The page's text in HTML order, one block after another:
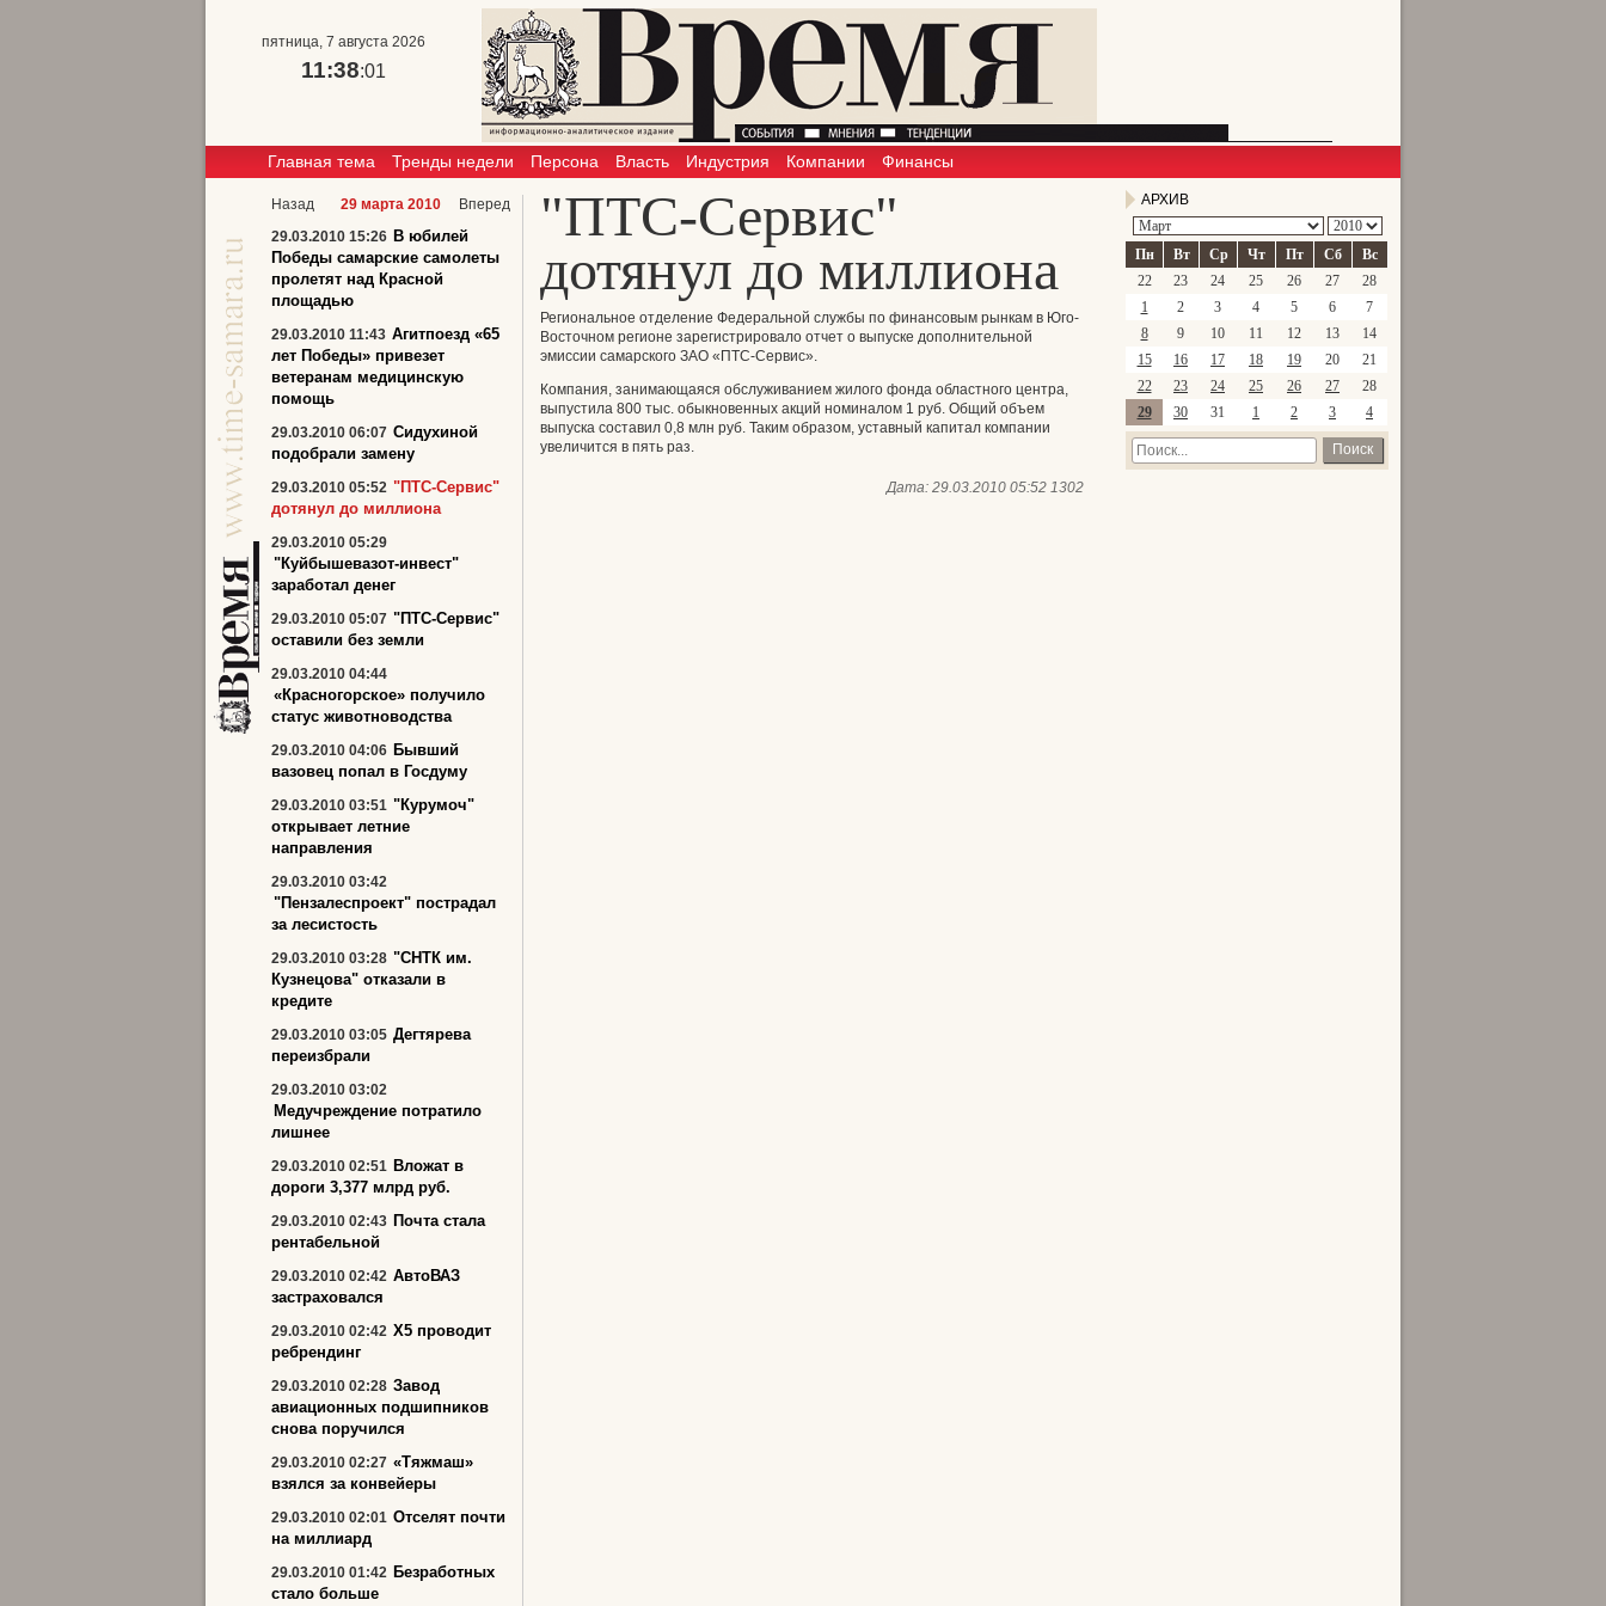
пятница, 7 августа 2026
11:38:01
Главная тема Тренды недели Персона Власть Индустрия Компании Финансы
"ПТС-Сервис"
дотянул до миллиона
Региональное отделение Федеральной службы по финансовым рынкам в Юго-
Восточном регионе зарегистрировало отчет о выпуске дополнительной
эмиссии самарского ЗАО «ПТС-Сервис».
Компания, занимающаяся обслуживанием жилого фонда областного центра,
выпустила 800 тыс. обыкновенных акций номиналом 1 руб. Общий объем
выпуска составил 0,8 млн руб. Таким образом, уставный капитал компании
увеличится в пять раз.
Дата: 29.03.2010 05:52 1302
Назад 29 марта 2010
Вперед
29.03.2010 15:26 В юбилей
Победы самарские самолеты
пролетят над Красной
площадью
29.03.2010 11:43 Агитпоезд «65
лет Победы» привезет
ветеранам медицинскую
помощь
29.03.2010 06:07 Сидухиной
подобрали замену
29.03.2010 05:52 "ПТС-Сервис"
дотянул до миллиона
29.03.2010 05:29
"Куйбышевазот-инвест"
заработал денег
29.03.2010 05:07 "ПТС-Сервис"
оставили без земли
29.03.2010 04:44
«Красногорское» получило
статус животноводства
29.03.2010 04:06 Бывший
вазовец попал в Госдуму
29.03.2010 03:51 "Курумоч"
открывает летние
направления
29.03.2010 03:42
"Пензалеспроект" пострадал
за лесистость
29.03.2010 03:28 "СНТК им.
Кузнецова" отказали в
кредите
29.03.2010 03:05 Дегтярева
переизбрали
29.03.2010 03:02
Медучреждение потратило
лишнее
29.03.2010 02:51 Вложат в
дороги 3,377 млрд руб.
29.03.2010 02:43 Почта стала
рентабельной
29.03.2010 02:42 АвтоВАЗ
застраховался
29.03.2010 02:42 X5 проводит
ребрендинг
29.03.2010 02:28 Завод
авиационных подшипников
снова поручился
29.03.2010 02:27 «Тяжмаш»
взялся за конвейеры
29.03.2010 02:01 Отселят почти
на миллиард
29.03.2010 01:42 Безработных
стало больше
АРХИВ
Пн Вт Ср Чт Пт Сб
Вс
22
23 24 25 26 27
28
1
2 3 4 5 6
7
8
9 10 11 12 13
14
15
16 17 18 19 20
21
22
23 24 25 26 27
28
29
30 31 1 2 3 4
Поиск